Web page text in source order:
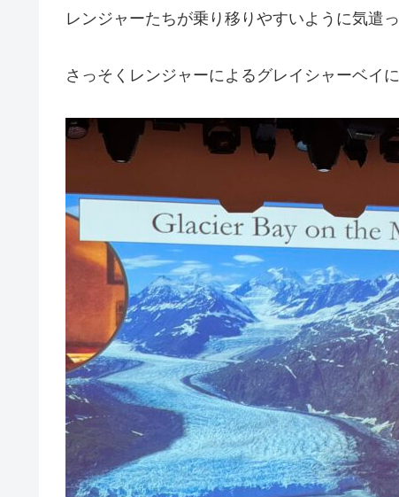
レンジャーたちが乗り移りやすいように気遣
さっそくレンジャーによるグレイシャーベイ